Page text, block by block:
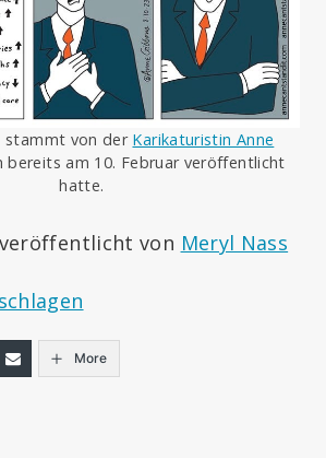
stammt von der Karikaturistin Anne
bereits am 10. Februar veröffentlicht
hatte.
von Meryl Nass
More